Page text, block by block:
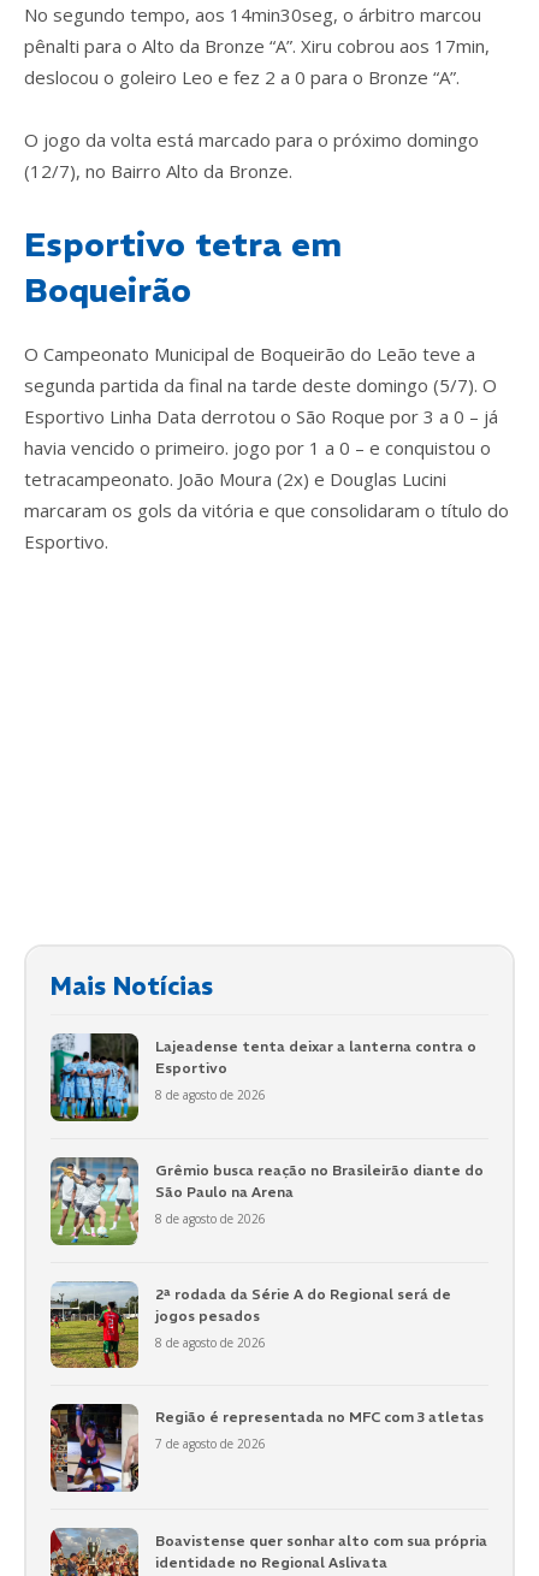
No segundo tempo, aos 14min30seg, o árbitro marcou
pênalti para o Alto da Bronze “A”. Xiru cobrou aos 17min,
deslocou o goleiro Leo e fez 2 a 0 para o Bronze “A”.
O jogo da volta está marcado para o próximo domingo
(12/7), no Bairro Alto da Bronze.
Esportivo tetra em
Boqueirão
O Campeonato Municipal de Boqueirão do Leão teve a
segunda partida da final na tarde deste domingo (5/7). O
Esportivo Linha Data derrotou o São Roque por 3 a 0 – já
havia vencido o primeiro. jogo por 1 a 0 – e conquistou o
tetracampeonato. João Moura (2x) e Douglas Lucini
marcaram os gols da vitória e que consolidaram o título do
Esportivo.
Mais Notícias
Lajeadense tenta deixar a lanterna contra o
Esportivo
8 de agosto de 2026
Grêmio busca reação no Brasileirão diante do
São Paulo na Arena
8 de agosto de 2026
2ª rodada da Série A do Regional será de
jogos pesados
8 de agosto de 2026
Região é representada no MFC com 3 atletas
7 de agosto de 2026
Boavistense quer sonhar alto com sua própria
identidade no Regional Aslivata